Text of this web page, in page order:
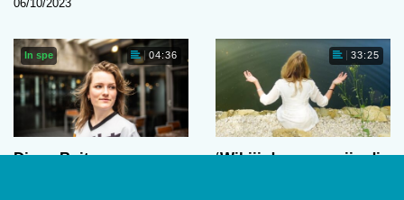
06/10/2023
In spe 04:36
Djago Buit
33:25
‘Wil jij de vrouw zijn die